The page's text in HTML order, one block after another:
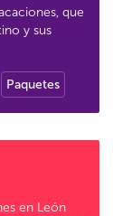
que
y sus
Paquetes
en León